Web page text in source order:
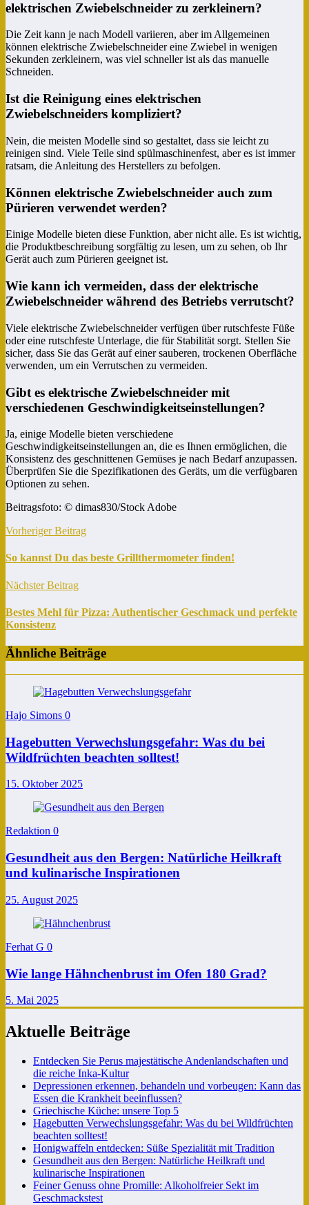
elektrischen Zwiebelschneider zu zerkleinern?
Die Zeit kann je nach Modell variieren, aber im Allgemeinen
können elektrische Zwiebelschneider eine Zwiebel in wenigen
Sekunden zerkleinern, was viel schneller ist als das manuelle
Schneiden.
Ist die Reinigung eines elektrischen
Zwiebelschneiders kompliziert?
Nein, die meisten Modelle sind so gestaltet, dass sie leicht zu
reinigen sind. Viele Teile sind spülmaschinenfest, aber es ist immer
ratsam, die Anleitung des Herstellers zu befolgen.
Können elektrische Zwiebelschneider auch zum
Pürieren verwendet werden?
Einige Modelle bieten diese Funktion, aber nicht alle. Es ist wichtig,
die Produktbeschreibung sorgfältig zu lesen, um zu sehen, ob Ihr
Gerät auch zum Pürieren geeignet ist.
Wie kann ich vermeiden, dass der elektrische
Zwiebelschneider während des Betriebs verrutscht?
Viele elektrische Zwiebelschneider verfügen über rutschfeste Füße
oder eine rutschfeste Unterlage, die für Stabilität sorgt. Stellen Sie
sicher, dass Sie das Gerät auf einer sauberen, trockenen Oberfläche
verwenden, um ein Verrutschen zu vermeiden.
Gibt es elektrische Zwiebelschneider mit
verschiedenen Geschwindigkeitseinstellungen?
Ja, einige Modelle bieten verschiedene
Geschwindigkeitseinstellungen an, die es Ihnen ermöglichen, die
Konsistenz des geschnittenen Gemüses je nach Bedarf anzupassen.
Überprüfen Sie die Spezifikationen des Geräts, um die verfügbaren
Optionen zu sehen.
Beitragsfoto: © dimas830/Stock Adobe
Vorheriger Beitrag
So kannst Du das beste Grillthermometer finden!
Nächster Beitrag
Bestes Mehl für Pizza: Authentischer Geschmack und perfekte
Konsistenz
Ähnliche Beiträge
Hajo Simons 0
Hagebutten Verwechslungsgefahr: Was du bei
Wildfrüchten beachten solltest!
15. Oktober 2025
Redaktion 0
Gesundheit aus den Bergen: Natürliche Heilkraft
und kulinarische Inspirationen
25. August 2025
Ferhat G 0
Wie lange Hähnchenbrust im Ofen 180 Grad?
5. Mai 2025
Aktuelle Beiträge
Entdecken Sie Perus majestätische Andenlandschaften und
die reiche Inka-Kultur
Depressionen erkennen, behandeln und vorbeugen: Kann das
Essen die Krankheit beeinflussen?
Griechische Küche: unsere Top 5
Hagebutten Verwechslungsgefahr: Was du bei Wildfrüchten
beachten solltest!
Honigwaffeln entdecken: Süße Spezialität mit Tradition
Gesundheit aus den Bergen: Natürliche Heilkraft und
kulinarische Inspirationen
Feiner Genuss ohne Promille: Alkoholfreier Sekt im
Geschmackstest